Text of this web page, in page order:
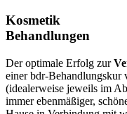
Kosmetik
Behandlungen
Der optimale Erfolg zur
einer bdr-Behandlungskur
(idealerweise jeweils im
immer ebenmäßiger,